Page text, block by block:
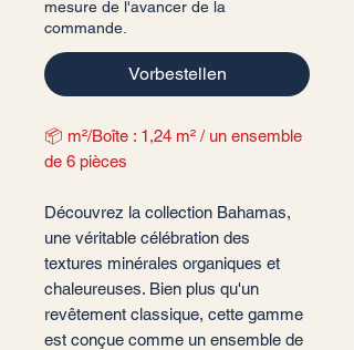
mesure de l'avancer de la
commande.
Vorbestellen
📦 m²/Boîte : 1,24 m² / un ensemble
de 6 pièces
Découvrez la collection Bahamas,
une véritable célébration des
textures minérales organiques et
chaleureuses. Bien plus qu'un
revêtement classique, cette gamme
est conçue comme un ensemble de